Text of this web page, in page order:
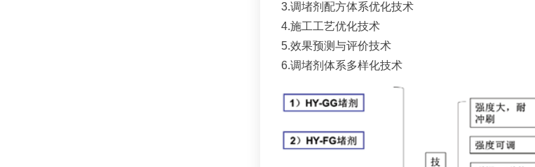
3.调堵剂配方体系优化技术
4.施工工艺优化技术
5.效果预测与评价技术
6.调堵剂体系多样化技术